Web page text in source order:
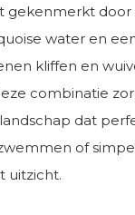
gekenmerkt door
water en
kliffen en
combinatie
dat
of
uitzicht.